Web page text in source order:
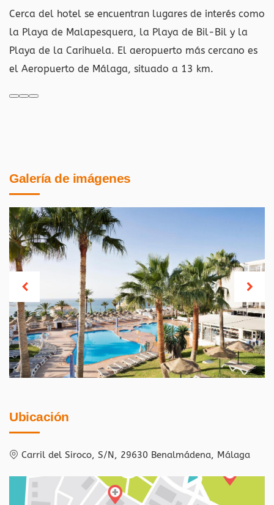
Cerca del hotel se encuentran lugares de interés como
la Playa de Malapesquera, la Playa de Bil-Bil y la
Playa de la Carihuela. El aeropuerto más cercano es
el Aeropuerto de Málaga, situado a 13 km.
Galería de imágenes
Ubicación
Carril del Siroco, S/N, 29630 Benalmádena, Málaga